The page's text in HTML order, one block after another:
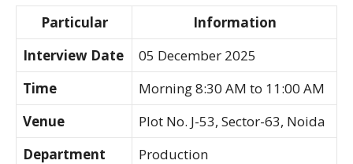
Particular
Information
Interview Date
05 December 2025
Time
Morning 8:30 AM to 11:00 AM
Venue
Plot No. J-53, Sector-63, Noida
Department
Production